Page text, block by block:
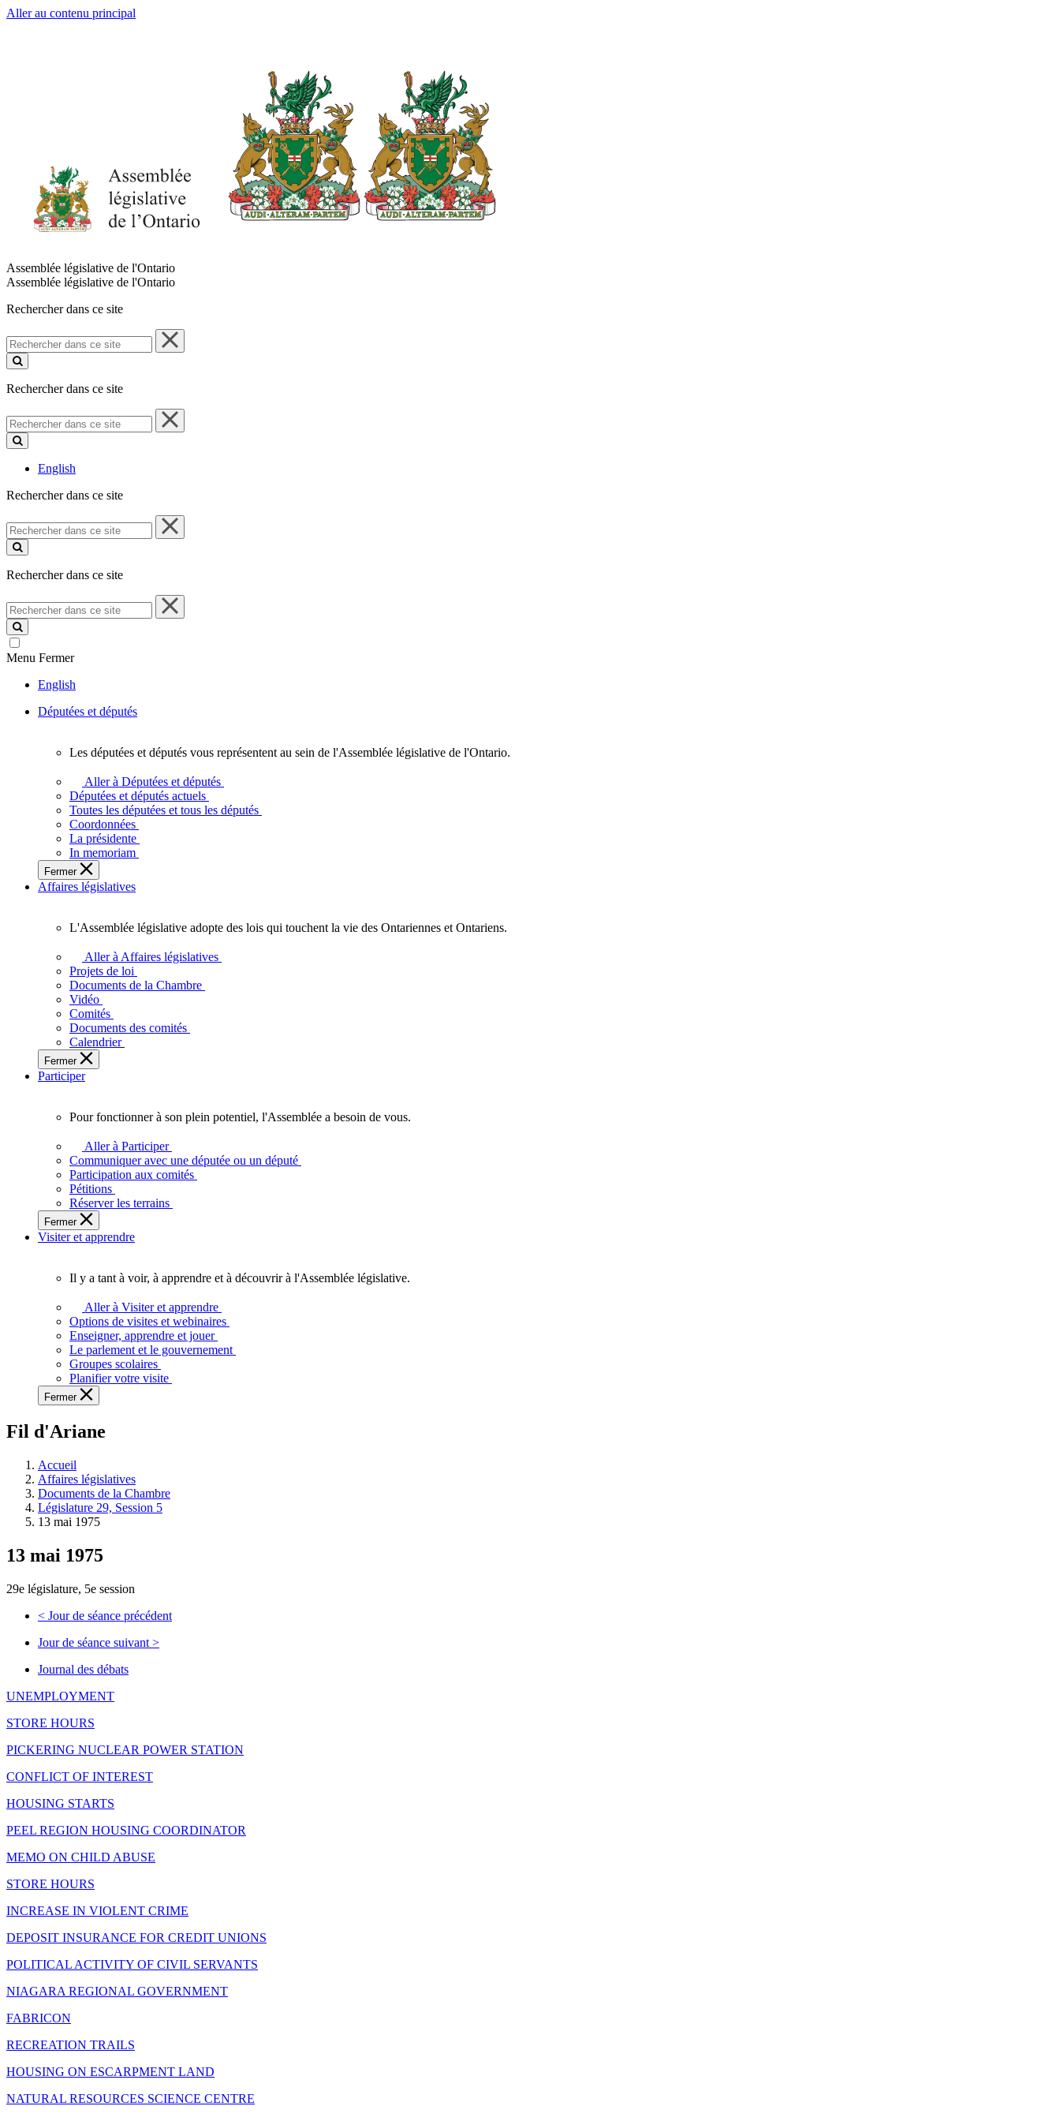
Aller au contenu principal
Assemblée législative de l'Ontario
Assemblée législative de l'Ontario
Rechercher dans ce site
Rechercher
dans
ce
Rechercher dans ce site
Rechercher
dans
ce
English
Rechercher dans ce site
Rechercher
dans
ce
Rechercher dans ce site
Rechercher
dans
ce
site
Menu Fermer
English
Députées et députés
députées
députés
vous
représentent
sein
de
l'Assemblée
l'Ontario.
Les députées et députés vous représentent au sein de l'Assemblée législative de l'Ontario.
Aller à Députées et députés
Députées et députés actuels
Toutes les députées et tous les députés
Coordonnées
La présidente
In memoriam
Fermer
Affaires législatives
législative
adopte
touchent
vie
des
Ontariennes
Ontariens.
L'Assemblée législative adopte des lois qui touchent la vie des Ontariennes et Ontariens.
Aller à Affaires législatives
Projets de loi
Documents de la Chambre
Vidéo
Comités
Documents des comités
Calendrier
Fermer
Participer
fonctionner
plein
potentiel,
l'Assemblée
a
besoin
Pour fonctionner à son plein potentiel, l'Assemblée a besoin de vous.
Aller à Participer
Communiquer avec une députée ou un député
Participation aux comités
Pétitions
Réserver les terrains
Fermer
Visiter et apprendre
voir,
apprendre
et
découvrir
l'Assemblée
législative.
Il y a tant à voir, à apprendre et à découvrir à l'Assemblée législative.
Aller à Visiter et apprendre
Options de visites et webinaires
Enseigner, apprendre et jouer
Le parlement et le gouvernement
Groupes scolaires
Planifier votre visite
Fermer
Fil d'Ariane
Accueil
Affaires législatives
Documents de la Chambre
Législature 29, Session 5
13 mai 1975
13 mai 1975
29e législature, 5e session
< Jour de séance précédent
Jour de séance suivant >
Journal des débats
UNEMPLOYMENT
STORE HOURS
PICKERING NUCLEAR POWER STATION
CONFLICT OF INTEREST
HOUSING STARTS
PEEL REGION HOUSING COORDINATOR
MEMO ON CHILD ABUSE
STORE HOURS
INCREASE IN VIOLENT CRIME
DEPOSIT INSURANCE FOR CREDIT UNIONS
POLITICAL ACTIVITY OF CIVIL SERVANTS
NIAGARA REGIONAL GOVERNMENT
FABRICON
RECREATION TRAILS
HOUSING ON ESCARPMENT LAND
NATURAL RESOURCES SCIENCE CENTRE